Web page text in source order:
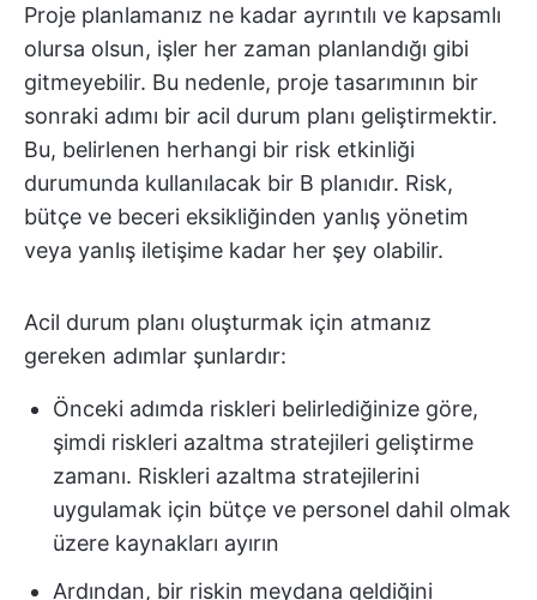
Proje planlamanız ne kadar ayrıntılı ve kapsamlı
olursa olsun, işler her zaman planlandığı gibi
gitmeyebilir. Bu nedenle, proje tasarımının bir
sonraki adımı bir acil durum planı geliştirmektir.
Bu, belirlenen herhangi bir risk etkinliği
durumunda kullanılacak bir B planıdır. Risk,
bütçe ve beceri eksikliğinden yanlış yönetim
veya yanlış iletişime kadar her şey olabilir.
Acil durum planı oluşturmak için atmanız
gereken adımlar şunlardır:
Önceki adımda riskleri belirlediğinize göre,
şimdi riskleri azaltma stratejileri geliştirme
zamanı. Riskleri azaltma stratejilerini
uygulamak için bütçe ve personel dahil olmak
üzere kaynakları ayırın
Ardından, bir riskin meydana geldiğini